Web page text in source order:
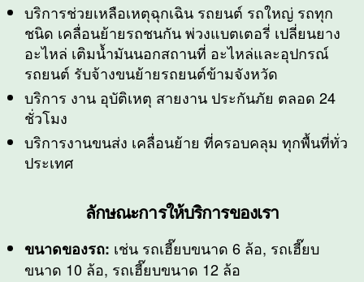
บริการช่วยเหลือเหตุฉุกเฉิน รถยนต์ รถใหญ่ รถทุก
ชนิด เคลื่อนย้ายรถชนกัน พ่วงแบตเตอรี่ เปลี่ยนยาง
อะไหล่ เติมน้ำมันนอกสถานที่ อะไหล่และอุปกรณ์
รถยนต์ รับจ้างขนย้ายรถยนต์ข้ามจังหวัด
บริการ งาน อุบัติเหตุ สายงาน ประกันภัย ตลอด 24
ชั่วโมง
บริการงานขนส่ง เคลื่อนย้าย ที่ครอบคลุม ทุกพื้นที่ทั่ว
ประเทศ
ลักษณะการให้บริการของเรา
ขนาดของรถ: เช่น รถเฮี๊ยบขนาด 6 ล้อ, รถเฮี๊ยบ
ขนาด 10 ล้อ, รถเฮี๊ยบขนาด 12 ล้อ